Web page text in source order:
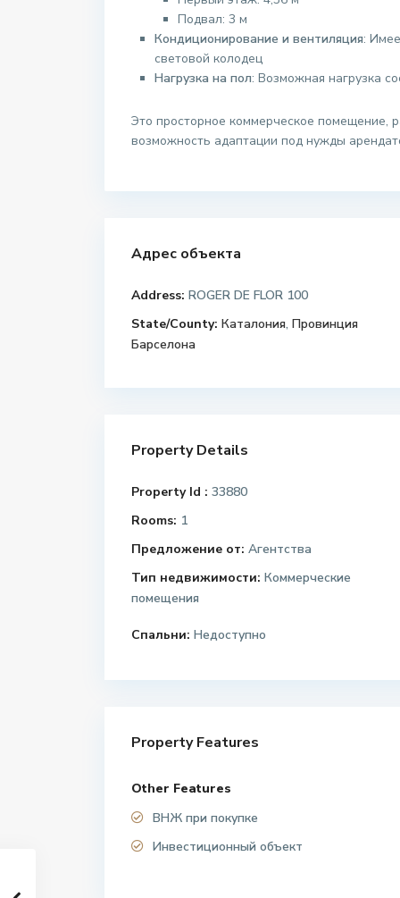
Подвал: 3 м
Кондиционирование и вентиляция:
световой колодец
Нагрузка на пол: Возможная нагрузка
Это просторное коммерческое помещение,
возможность адаптации под нужды
Адрес объекта
Address: ROGER DE FLOR 100
State/County: Каталония, Провинция
Барселона
Property Details
Property Id : 33880
Rooms: 1
Предложение от: Агентства
Тип недвижимости: Коммерческие
помещения
Спальни: Недоступно
Property Features
Other Features
ВНЖ при покупке
Инвестиционный объект